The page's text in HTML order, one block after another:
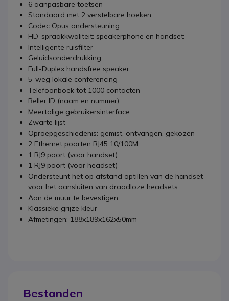
6 aanpasbare toetsen
Standaard met 2 verstelbare hoeken
Codec Opus ondersteuning
HD-spraakkwaliteit: speakerphone en handset
Intelligente ruisfilter
Geluidsonderdrukking
Full-Duplex handsfree speaker
5-weg lokale conferencing
Telefoonboek tot 1000 contacten
Beller ID (naam en nummer)
Meertalige gebruikersinterface
Zwarte lijst
Oproepgeschiedenis: gemist, ontvangen, gekozen
2 Ethernet poorten RJ45 10/100M
1 RJ9 poort (voor handset)
1 RJ9 poort (voor headset)
Ondersteunt het op afstand optillen van de handset
voor het aansluiten van draadloze headsets
Aan de muur te bevestigen
Klassieke grijze kleur
Afmetingen: 188x189x162x50mm
Bestanden